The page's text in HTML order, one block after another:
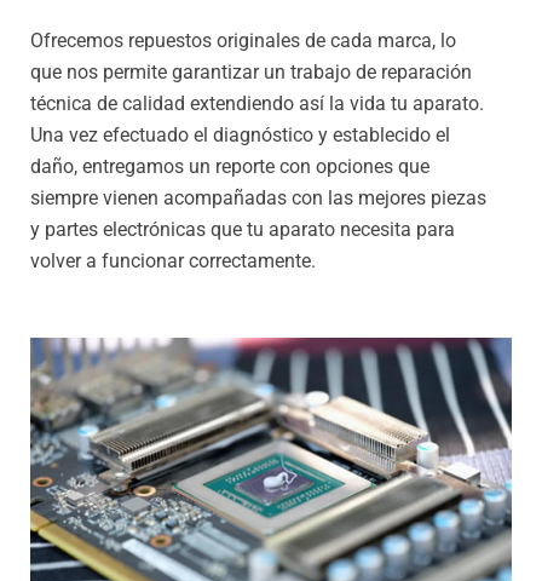
Ofrecemos repuestos originales de cada marca, lo
que nos permite garantizar un trabajo de reparación
técnica de calidad extendiendo así la vida tu aparato.
Una vez efectuado el diagnóstico y establecido el
daño, entregamos un reporte con opciones que
siempre vienen acompañadas con las mejores piezas
y partes electrónicas que tu aparato necesita para
volver a funcionar correctamente.